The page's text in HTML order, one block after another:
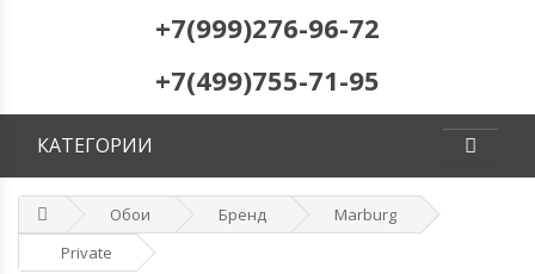
+7(999)276-96-72
+7(499)755-71-95
КАТЕГОРИИ
Обои Бренд
Marburg
Private